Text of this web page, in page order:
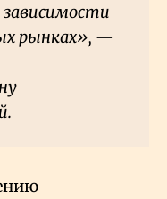
рынках», —